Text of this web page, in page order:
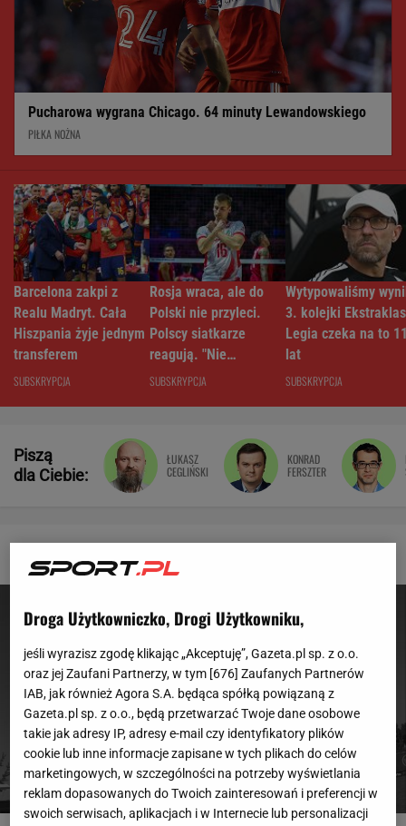
Pucharowa wygrana Chicago. 64 minuty Lewandowskiego
PIŁKA NOŻNA
Barcelona zakpi z
Realu Madryt. Cała
Hiszpania żyje jednym
transferem
SUBSKRYPCJA
Rosja wraca, ale do
Polski nie przyleci.
Polscy siatkarze
reagują. "Nie
rozumiem"
SUBSKRYPCJA
Wytypowaliśmy
3. kolejki
Legia czeka na to
lat
SUBSKRYPCJA
Piszą
dla Ciebie:
ŁUKASZ
CEGLIŃSKI
KONRAD
FERSZTER
Sport.pl - wiadomości sportowe
Droga Użytkowniczko, Drogi Użytkowniku,
jeśli wyrazisz zgodę klikając „Akceptuję”, Gazeta.pl sp. z o.o.
oraz jej Zaufani Partnerzy, w tym [676] Zaufanych Partnerów
IAB, jak również Agora S.A. będąca spółką powiązaną z
Gazeta.pl sp. z o.o., będą przetwarzać Twoje dane osobowe
takie jak adresy IP, adresy e-mail czy identyfikatory plików
cookie lub inne informacje zapisane w tych plikach do celów
marketingowych, w szczególności na potrzeby wyświetlania
reklam dopasowanych do Twoich zainteresowań i preferencji w
swoich serwisach, aplikacjach i w Internecie lub personalizacji